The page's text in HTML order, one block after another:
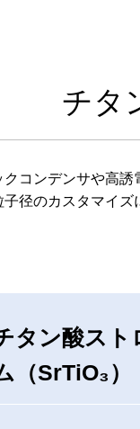
チタ
コンデンサや高誘
径のカスタマイ
タン酸スト
（SrTiO₃）